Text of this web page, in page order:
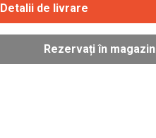
Detalii de livrare
Rezervați în magazin